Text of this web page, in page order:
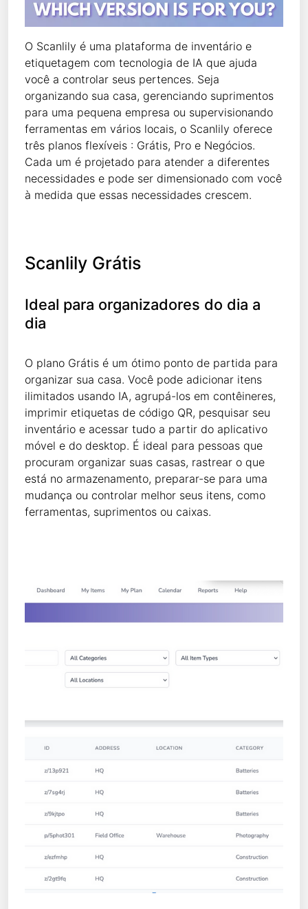
O Scanlily é uma plataforma de inventário e
etiquetagem com tecnologia de IA que ajuda
você a controlar seus pertences. Seja
organizando sua casa, gerenciando suprimentos
para uma pequena empresa ou supervisionando
ferramentas em vários locais, o Scanlily oferece
três planos flexíveis : Grátis, Pro e Negócios.
Cada um é projetado para atender a diferentes
necessidades e pode ser dimensionado com você
à medida que essas necessidades crescem.
Scanlily Grátis
Ideal para organizadores do dia a
dia
O plano Grátis é um ótimo ponto de partida para
organizar sua casa. Você pode adicionar itens
ilimitados usando IA, agrupá-los em contêineres,
imprimir etiquetas de código QR, pesquisar seu
inventário e acessar tudo a partir do aplicativo
móvel e do desktop. É ideal para pessoas que
procuram organizar suas casas, rastrear o que
está no armazenamento, preparar-se para uma
mudança ou controlar melhor seus itens, como
ferramentas, suprimentos ou caixas.